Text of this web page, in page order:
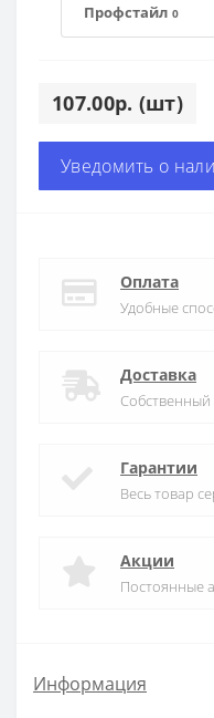
Профстайл 0
107.00р. (шт)
Уведомить о
Оплата
Удобные
Доставка
Собственный
Гарантии
Весь товар
Акции
Постоянные
Информация